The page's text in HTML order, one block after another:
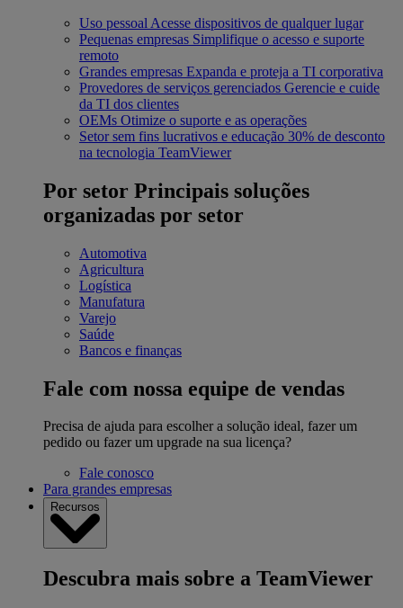
Uso pessoal Acesse dispositivos de qualquer lugar
Pequenas empresas Simplifique o acesso e suporte
remoto
Grandes empresas Expanda e proteja a TI corporativa
Provedores de serviços gerenciados Gerencie e cuide
da TI dos clientes
OEMs Otimize o suporte e as operações
Setor sem fins lucrativos e educação 30% de desconto
na tecnologia TeamViewer
Por setor Principais soluções
organizadas por setor
Automotiva
Agricultura
Logística
Manufatura
Varejo
Saúde
Bancos e finanças
Fale com nossa equipe de vendas
Precisa de ajuda para escolher a solução ideal, fazer um
pedido ou fazer um upgrade na sua licença?
Fale conosco
Para grandes empresas
Recursos
Descubra mais sobre a TeamViewer